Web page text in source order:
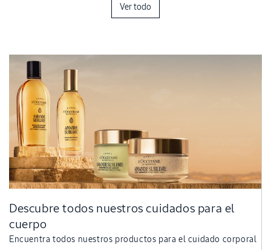
Ver todo
Descubre todos nuestros cuidados para el
cuerpo
Encuentra todos nuestros productos para el cuidado corporal